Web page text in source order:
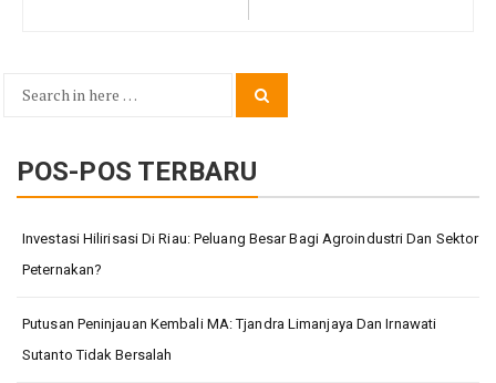
Search
POS-POS TERBARU
Investasi Hilirisasi Di Riau: Peluang Besar Bagi Agroindustri Dan Sektor
Peternakan?
Putusan Peninjauan Kembali MA: Tjandra Limanjaya Dan Irnawati
Sutanto Tidak Bersalah